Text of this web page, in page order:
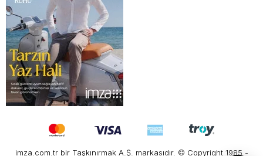
imza.com.tr bir Taşkınırmak A.Ş. markasıdır. © Copyright 1985 -